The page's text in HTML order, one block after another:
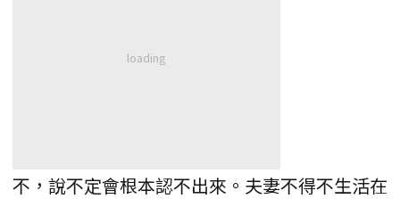
不，說不定會根本認不出來。夫妻不得不生活在